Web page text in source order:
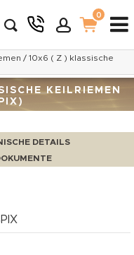
0
/ 10x6 ( Z ) klassische
KEILRIEMEN
DETAILS